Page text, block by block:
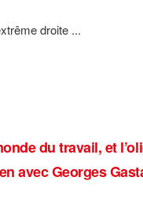
droite ...
du travail, et
avec Georges